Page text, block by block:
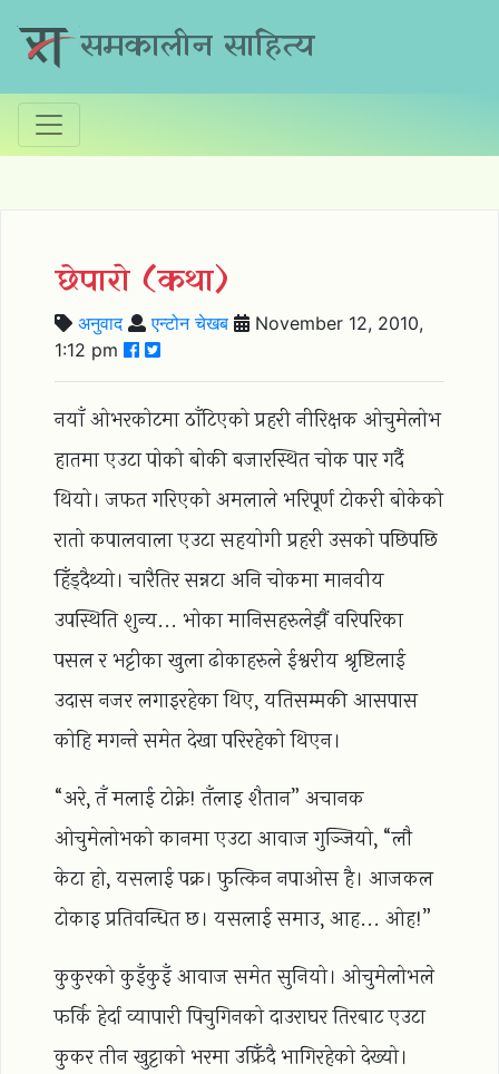
समकालीन साहित्य
छेपारो (कथा)
अनुवाद एन्टोन चेखब
November 12, 2010,
1:12 pm
नयाँ ओभरकोटमा ठाँटिएको प्रहरी नीरिक्षक ओचुमेलोभ
हातमा एउटा पोको बोकी बजारस्थित चोक पार गर्दै
थियो। जफत गरिएको अमलाले भरिपूर्ण टोकरी बोकेको
रातो कपालवाला एउटा सहयोगी प्रहरी उसको पछिपछि
हिँड्दैथ्यो। चारैतिर सन्नटा अनि चोकमा मानवीय
उपस्थिति शुन्य... भोका मानिसहरुलेझैं वरिपरिका
पसल र भट्टीका खुला ढोकाहरुले ईश्वरीय श्रृष्टिलाई
उदास नजर लगाइरहेका थिए, यतिसम्मकी आसपास
कोहि मगन्ते समेत देखा परिरहेको थिएन।
“अरे, तँ मलाई टोक्ने! तँलाइ शैतान” अचानक
ओचुमेलोभको कानमा एउटा आवाज गुञ्जियो, “लौ
केटा हो, यसलाई पक्र। फुत्किन नपाओस है। आजकल
टोकाइ प्रतिवन्धित छ। यसलाई समाउ, आह... ओह!”
कुकुरको कुइँकुइँ आवाज समेत सुनियो। ओचुमेलोभले
फर्कि हेर्दा व्यापारी पिचुगिनको दाउराघर तिरबाट एउटा
कुकर तीन खुट्टाको भरमा उफ्रिँदै भागिरहेको देख्यो।